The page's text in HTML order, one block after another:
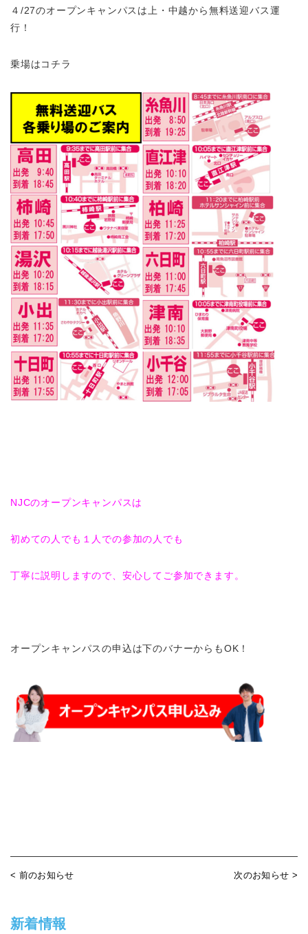
４/27のオープンキャンパスは上・中越から無料送迎バス運
行！
乗場はコチラ
NJCのオープンキャンパスは
初めての人でも１人での参加の人でも
丁寧に説明しますので、安心してご参加できます。
オープンキャンパスの申込は下のバナーからもOK！
< 前のお知らせ 次のお知らせ >
新着情報